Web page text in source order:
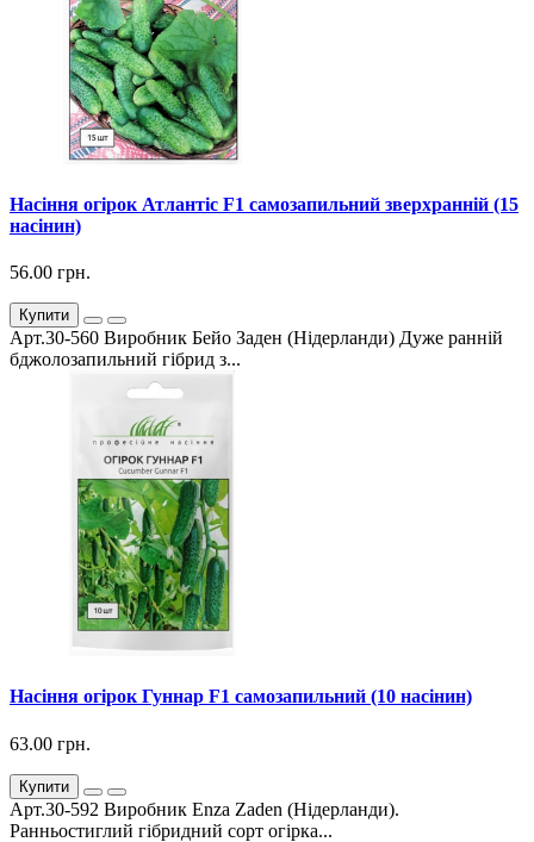
Насіння огірок Атлантіс F1 самозапильний зверхранній (15
насінин)
56.00 грн.
Купити
Арт.30-560 Виробник Бейо Заден (Нідерланди) Дуже ранній
бджолозапильний гібрид з...
Насіння огірок Гуннар F1 самозапильний (10 насінин)
63.00 грн.
Купити
Арт.30-592 Виробник Enza Zaden (Нідерланди).
Ранньостиглий гібридний сорт огірка...